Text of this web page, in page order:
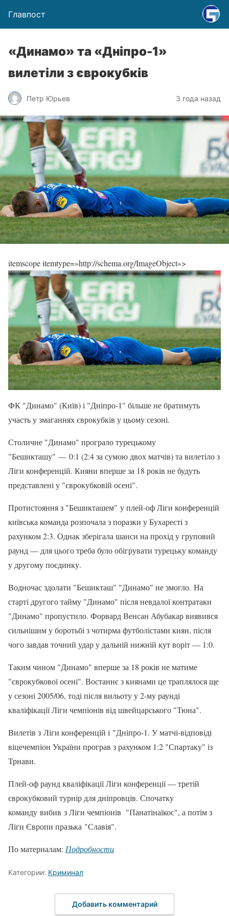
Главпост
«Динамо» та «Дніпро-1»
вилетіли з єврокубків
Петр Юрьев 3 года назад
itemscope itemtype=»http://schema.org/ImageObject»>
ФК "Динамо" (Київ) і "Дніпро-1" більше не братимуть
участь у змаганнях єврокубків у цьому сезоні.
Столичне "Динамо" програло турецькому
"Бешикташу" — 0:1 (2:4 за сумою двох матчів) та вилетіло з
Ліги конференцій. Кияни вперше за 18 років не будуть
представлені у "єврокубковій осені".
Протистояння з "Бешикташем" у плей-оф Ліги конференцій
київська команда розпочала з поразки у Бухаресті з
рахунком 2:3. Однак зберігала шанси на прохід у груповий
раунд — для цього треба було обігрувати турецьку команду
у другому поєдинку.
Водночас здолати "Бешикташ" "Динамо" не змогло. На
старті другого тайму "Динамо" після невдалої контратаки
"Динамо" пропустило. Форвард Венсан Абубакар виявився
сильнішим у боротьбі з чотирма футболістами киян, після
чого завдав точний удар у дальній нижній кут воріт — 1:0.
Таким чином "Динамо" вперше за 18 років не матиме
"єврокубкової осені". Востаннє з киянами це траплялося ще
у сезоні 2005/06, тоді після вильоту у 2-му раунді
кваліфікації Ліги чемпіонів від швейцарського "Тюна".
Вилетів з Ліги конференцій і "Дніпро-1. У матчі-відповіді
віцечемпіон України програв з рахунком 1:2 "Спартаку" із
Трнави.
Плей-оф раунд кваліфікації Ліги конференції — третій
єврокубковий турнір для дніпровців. Спочатку
команду вибив з Ліги чемпіонів "Панатінаїкос", а потім з
Ліги Європи празька "Славія".
По материалам: Подробности
Категории: Криминал
Добавить комментарий